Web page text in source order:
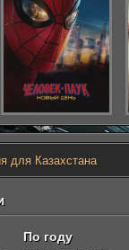
для Казахстана
По году